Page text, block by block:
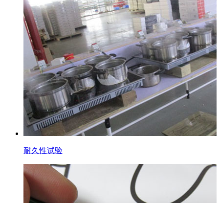
耐久性试验